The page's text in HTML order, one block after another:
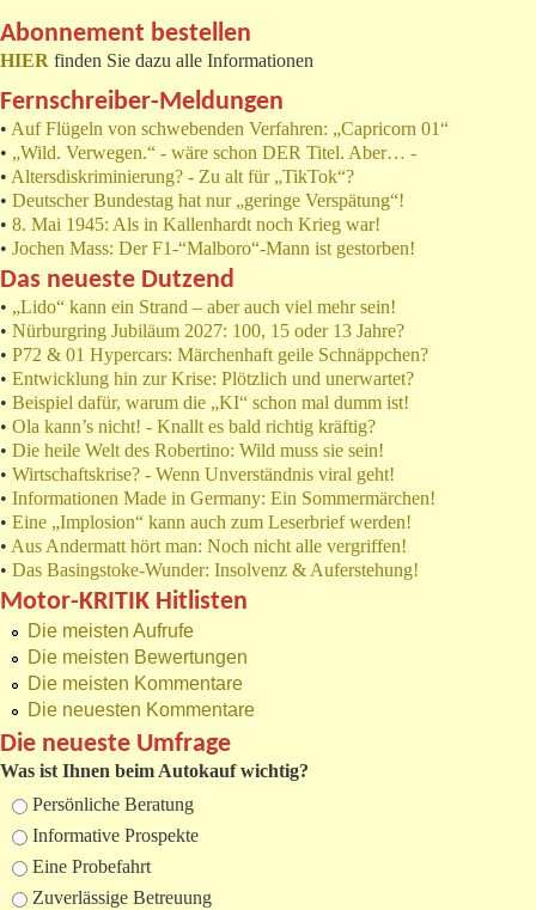
Abonnement bestellen
HIER finden Sie dazu alle Informationen
Fernschreiber-Meldungen
• Auf Flügeln von schwebenden Verfahren: „Capricorn 01“
• „Wild. Verwegen.“ - wäre schon DER Titel. Aber… -
• Altersdiskriminierung? - Zu alt für „TikTok“?
• Deutscher Bundestag hat nur „geringe Verspätung“!
• 8. Mai 1945: Als in Kallenhardt noch Krieg war!
• Jochen Mass: Der F1-“Malboro“-Mann ist gestorben!
Das neueste Dutzend
• „Lido“ kann ein Strand – aber auch viel mehr sein!
• Nürburgring Jubiläum 2027: 100, 15 oder 13 Jahre?
• P72 & 01 Hypercars: Märchenhaft geile Schnäppchen?
• Entwicklung hin zur Krise: Plötzlich und unerwartet?
• Beispiel dafür, warum die „KI“ schon mal dumm ist!
• Ola kann’s nicht! - Knallt es bald richtig kräftig?
• Die heile Welt des Robertino: Wild muss sie sein!
• Wirtschaftskrise? - Wenn Unverständnis viral geht!
• Informationen Made in Germany: Ein Sommermärchen!
• Eine „Implosion“ kann auch zum Leserbrief werden!
• Aus Andermatt hört man: Noch nicht alle vergriffen!
• Das Basingstoke-Wunder: Insolvenz & Auferstehung!
Motor-KRITIK Hitlisten
Die meisten Aufrufe
Die meisten Bewertungen
Die meisten Kommentare
Die neuesten Kommentare
Die neueste Umfrage
Was ist Ihnen beim Autokauf wichtig?
Auswahlmöglichkeiten
Persönliche Beratung
Informative Prospekte
Eine Probefahrt
Zuverlässige Betreuung